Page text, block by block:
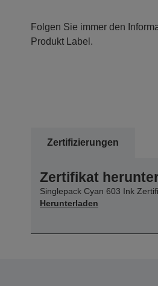
Folgen Sie immer den
Produkt Label.
Zertifizierungen
Zertifikat
Singlepack Cyan 603 Ink
Herunterladen